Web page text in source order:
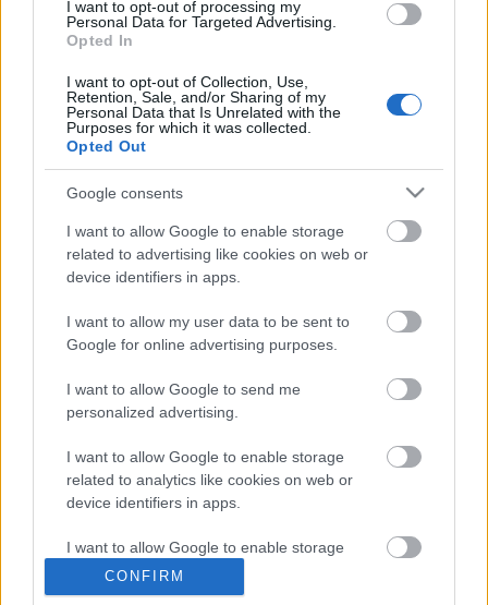
I want to opt-out of processing my
Personal Data for Targeted Advertising.
Opted In
I want to opt-out of Collection, Use,
Retention, Sale, and/or Sharing of my
Personal Data that Is Unrelated with the
Purposes for which it was collected.
Opted Out
Google consents
I want to allow Google to enable storage
related to advertising like cookies on web or
device identifiers in apps.
I want to allow my user data to be sent to
Google for online advertising purposes.
I want to allow Google to send me
personalized advertising.
I want to allow Google to enable storage
related to analytics like cookies on web or
device identifiers in apps.
I want to allow Google to enable storage
related to functionality of the website or app.
CONFIRM
Jonatán
Országh László szótárszerkesztő nyelvészeti
írásai VII.
TINTA Könyvkiadó•2020. november 23.
Az alábbi írás eredeti megjelenési helye: Magyar
Nyelvőr 92. évf. 1968., 107–108. oldal. A hazánkban
legismertebb almafajta meghonosodásának, neve
közismertté válásának hosszú története van. Ezt a
szállítható almafajtát először az Egyesült…